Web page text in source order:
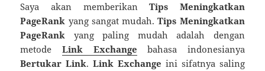
Saya akan memberikanTips Meningkatkan
PageRank yang sangat mudah.Tips Meningkatkan
PageRank yang paling mudah adalah dengan
metode Link Exchange bahasa indonesianya
Bertukar Link.Link Exchange ini sifatnya saling